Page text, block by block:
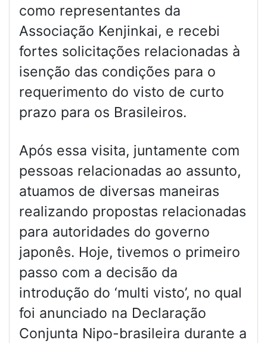
como representantes da
Associação Kenjinkai, e recebi
fortes solicitações relacionadas à
isenção das condições para o
requerimento do visto de curto
prazo para os Brasileiros.
Após essa visita, juntamente com
pessoas relacionadas ao assunto,
atuamos de diversas maneiras
realizando propostas relacionadas
para autoridades do governo
japonês. Hoje, tivemos o primeiro
passo com a decisão da
introdução do ‘multi visto’, no qual
foi anunciado na Declaração
Conjunta Nipo-brasileira durante a